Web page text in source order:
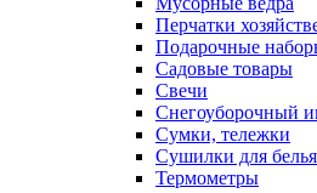
Перчатки
Подарочные
Садовые товары
Свечи
Снегоуборочный
Сумки, тележки
Сушилки для
Термометры